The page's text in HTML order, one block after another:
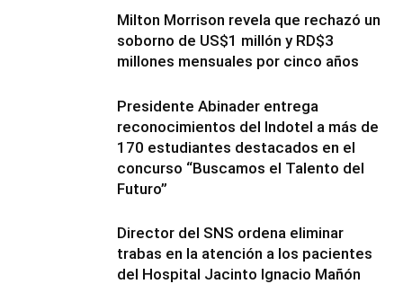
Milton Morrison revela que rechazó un
soborno de US$1 millón y RD$3
millones mensuales por cinco años
Presidente Abinader entrega
reconocimientos del Indotel a más de
170 estudiantes destacados en el
concurso “Buscamos el Talento del
Futuro”
Director del SNS ordena eliminar
trabas en la atención a los pacientes
del Hospital Jacinto Ignacio Mañón